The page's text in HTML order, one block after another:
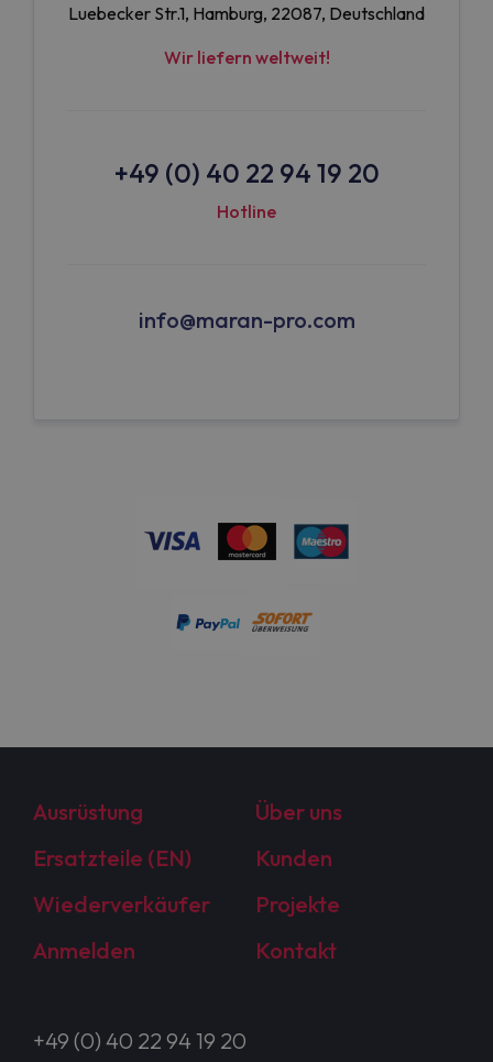
Luebecker Str.1, Hamburg, 22087, Deutschland
Wir liefern weltweit!
+49 (0) 40 22 94 19 20
Hotline
info@maran-pro.com
Ausrüstung
Über uns
Ersatzteile (EN)
Kunden
Wiederverkäufer
Projekte
Anmelden
Kontakt
+49 (0) 40 22 94 19 20